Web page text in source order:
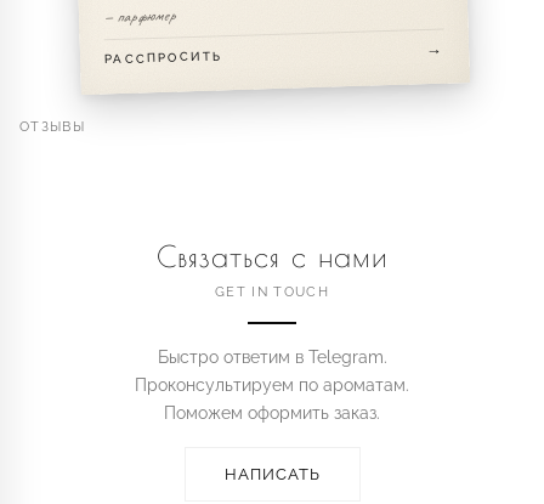
— парфюмер
РАССПРОСИТЬ
ОТЗЫВЫ
Связаться с нами
GET IN TOUCH
Быстро ответим в Telegram.
Проконсультируем по ароматам.
Поможем оформить заказ.
НАПИСАТЬ